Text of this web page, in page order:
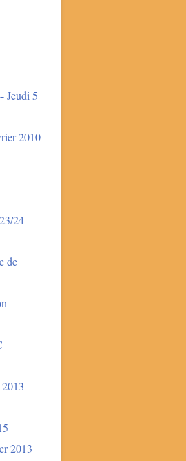
Jeudi 5
2010
24
de
2013